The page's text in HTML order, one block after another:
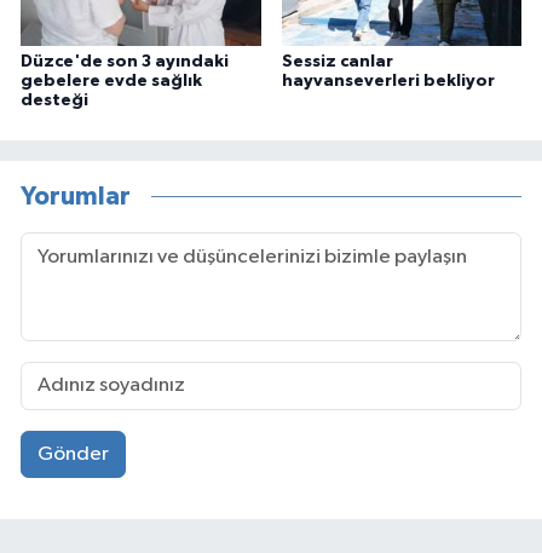
Düzce'de son 3 ayındaki
gebelere evde sağlık
desteği
Sessiz canlar
hayvanseverleri bekliyor
Yorumlar
Gönder